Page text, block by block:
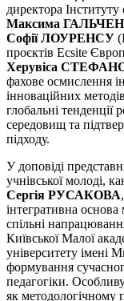
директора
Максима
Софії ЛОУРЕНСУ
проєктів Ecsite
Херувіса
фахове осмислення
інноваційних
глобальні тенденції
середовищ та
підходу.
У доповіді
учнівської молоді,
Сергія РУСАКОВА
інтегративна основа
спільні
Київської Малої
університету імені
формування
педагогіки.
як методологічному